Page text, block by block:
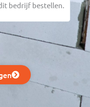
bedrijf bestellen.
en